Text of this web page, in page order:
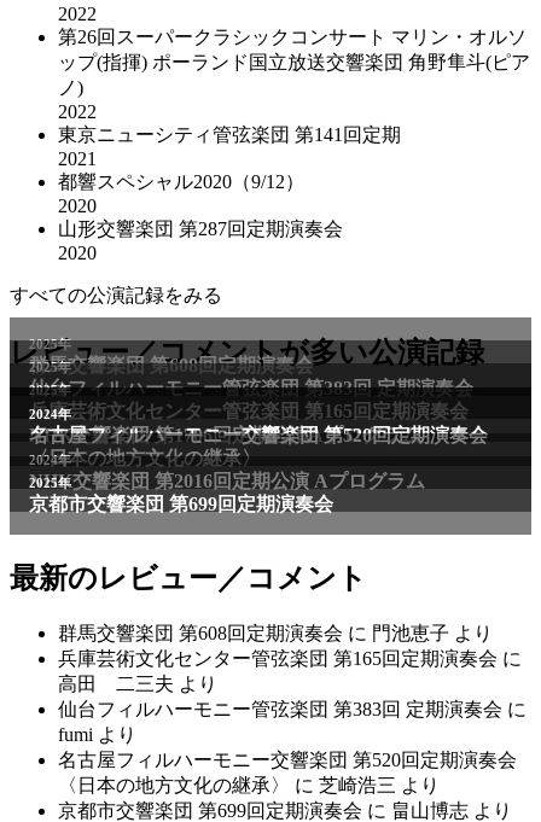
2022
第26回スーパークラシックコンサート マリン・オルソ
ップ(指揮) ポーランド国立放送交響楽団 角野隼斗(ピア
ノ)
2022
東京ニューシティ管弦楽団 第141回定期
2021
都響スペシャル2020（9/12）
2020
山形交響楽団 第287回定期演奏会
2020
すべての公演記録をみる
レビュー／コメントが多い公演記録
最新のレビュー／コメント
群馬交響楽団 第608回定期演奏会 に 門池恵子 より
兵庫芸術文化センター管弦楽団 第165回定期演奏会 に
高田 二三夫 より
仙台フィルハーモニー管弦楽団 第383回 定期演奏会 に
fumi より
名古屋フィルハーモニー交響楽団 第520回定期演奏会
〈日本の地方文化の継承〉
に 芝崎浩三 より
京都市交響楽団 第699回定期演奏会 に 畠山博志 より